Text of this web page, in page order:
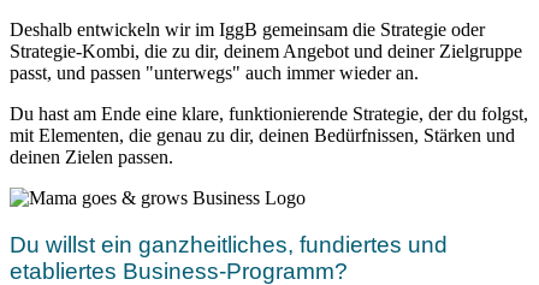
Deshalb entwickeln wir im IggB gemeinsam die Strategie oder
Strategie-Kombi, die zu dir, deinem Angebot und deiner Zielgruppe
passt, und passen "unterwegs" auch immer wieder an.
Du hast am Ende eine klare, funktionierende Strategie, der du folgst,
mit Elementen, die genau zu dir, deinen Bedürfnissen, Stärken und
deinen Zielen passen.
Du willst ein ganzheitliches, fundiertes und
etabliertes Business-Programm?